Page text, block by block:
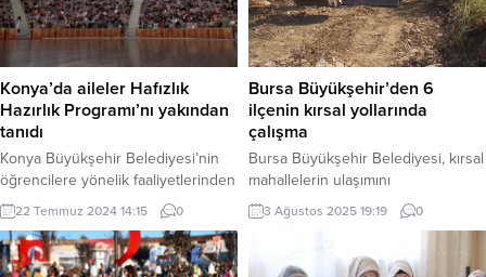
organizasyonuyla sahnelenen
oyun, hem eğlenceli kurgusuyla
hem de verdiği ahlaki mesajlarla
büyük beğeni topladı. Malatya
Büyükşehir Belediyesi, çocukların
kültürel gelişimine...
ikramiye verilecek. İSTANBUL
(İGFA) – Cumhurbaşkanı Recep
Tayyip Erdoğan, düzenlenen 2.
İstanbul Dünya İslam Ekonomisi
Zirvesi’nde emeklilerin bayrama
yönelik beklediği müjdeyi verdi.
Cumhurbaşkanı...
Konya’da aileler Hafızlık
Hazırlık Programı’nı yakından
tanıdı
Konya Büyükşehir Belediyesi’nin
öğrencilere yönelik faaliyetlerinden
olan Bilgehanelerin yeni dönemde
Hafızlık Hazırlık Programı’na katılan
öğrencilere ve ailelerine yönelik
tanıtım programı gerçekleştirildi.
22 Temmuz 2024 14:15 0
Bursa Büyükşehir’den 6
ilçenin kırsal yollarında
çalışma
Bursa Büyükşehir Belediyesi, kırsal
mahallelerin ulaşımını
kolaylaştırmak için yol yapım,
genişletme ve iyileştirme
olarak 6 ilçede yapılan çalışmalarla
3 Ağustos 2025 19:19 0